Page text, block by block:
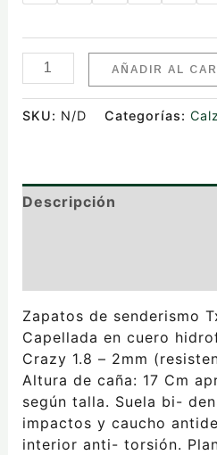
AÑADIR AL
SKU: N/D Categorías:
Descripción
Zapatos de senderismo
Capellada en cuero
Crazy 1.8 – 2mm
Altura de caña: 17 Cm
según talla. Suela bi-
impactos y caucho
interior anti- torsión.